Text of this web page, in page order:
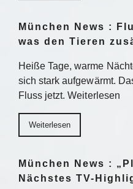
München News :
was den Tieren
Heiße Tage, warme
sich stark aufgewärmt.
Fluss jetzt. Weiterlesen
Weiterlesen
München News :
Nächstes TV-